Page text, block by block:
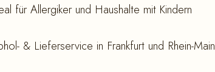
für Allergiker und Haushalte mit Kindern
& Lieferservice in Frankfurt und Rhein-Main